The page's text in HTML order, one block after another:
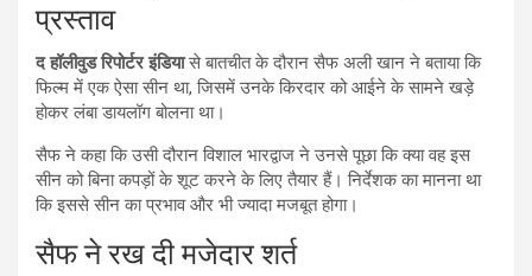
प्रस्ताव
द हॉलीवुड रिपोर्टर इंडियासे बातचीत के दौरान सैफ अली खान ने बताया कि
फिल्म में एक ऐसा सीन था, जिसमें उनके किरदार को आईने के सामने खड़े
होकर लंबा डायलॉग बोलना था।
सैफ ने कहा कि उसी दौरान विशाल भारद्वाज ने उनसे पूछा कि क्या वह इस
सीन को बिना कपड़ों के शूट करने के लिए तैयार हैं। निर्देशक का मानना था
कि इससे सीन का प्रभाव और भी ज्यादा मजबूत होगा।
सैफ ने रख दी मजेदार शर्त